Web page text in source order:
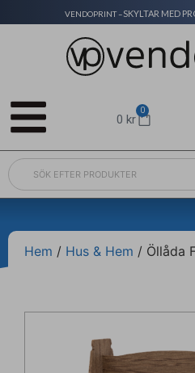
VENDOPRINT –SKYLTAR MED
0kr
0
Hem / Hus & Hem / Öllåda